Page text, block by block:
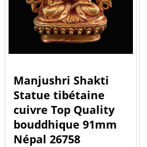
Manjushri Shakti
Statue tibétaine
cuivre Top Quality
bouddhique 91mm
Népal 26758